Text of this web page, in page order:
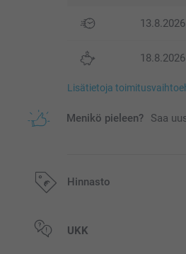
13.8.2026
18.8.2026
Lisätietoja
Menikö pieleen? Saa
Hinnasto
Kaikki hinnat ovat euroina,
UKK